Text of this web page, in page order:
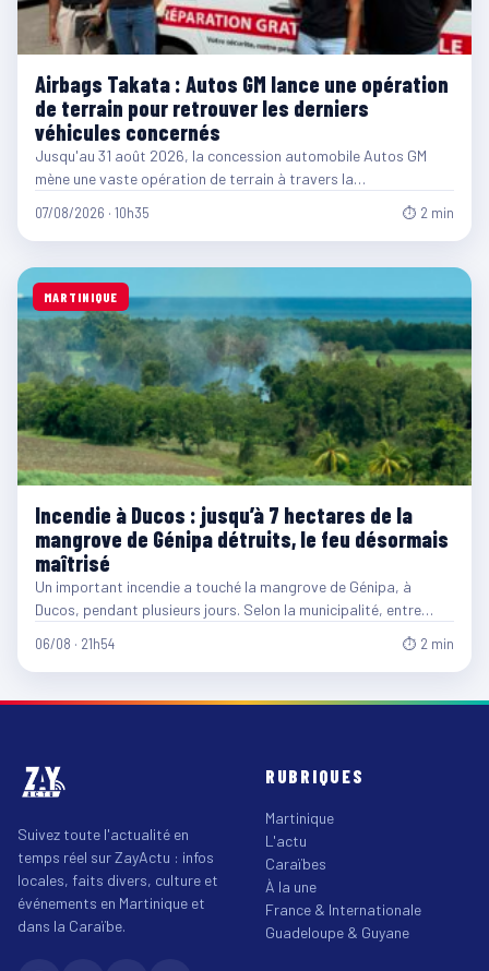
Airbags Takata : Autos GM lance une opération
de terrain pour retrouver les derniers
véhicules concernés
Jusqu'au 31 août 2026, la concession automobile Autos GM
mène une vaste opération de terrain à travers la…
07/08/2026 · 10h35 ⏱ 2 min
MARTINIQUE
Incendie à Ducos : jusqu’à 7 hectares de la
mangrove de Génipa détruits, le feu désormais
maîtrisé
Un important incendie a touché la mangrove de Génipa, à
Ducos, pendant plusieurs jours. Selon la municipalité, entre…
06/08 · 21h54 ⏱ 2 min
Suivez toute l'actualité en
temps réel sur ZayActu : infos
locales, faits divers, culture et
événements en Martinique et
dans la Caraïbe.
RUBRIQUES
Martinique
L'actu
Caraïbes
À la une
France & Internationale
Guadeloupe & Guyane